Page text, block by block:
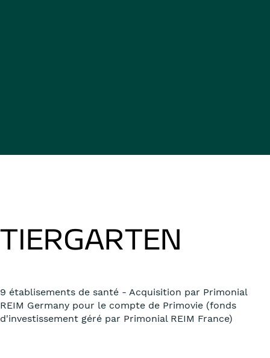
TIERGARTEN
9 établisements de santé - Acquisition par Primonial
REIM Germany pour le compte de Primovie (fonds
d'investissement géré par Primonial REIM France)